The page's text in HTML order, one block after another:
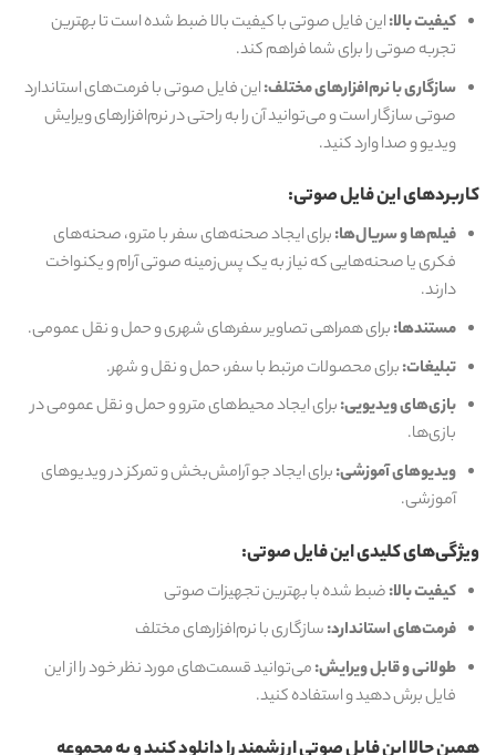
کیفیت بالا:این فایل صوتی با کیفیت بالا ضبط شده است تا بهترین
تجربه صوتی را برای شما فراهم کند.
سازگاری با نرم‌افزارهای مختلف:این فایل صوتی با فرمت‌های استاندارد
صوتی سازگار است و می‌توانید آن را به راحتی در نرم‌افزارهای ویرایش
ویدیو و صدا وارد کنید.
کاربردهای این فایل صوتی:
فیلم‌ها و سریال‌ها:برای ایجاد صحنه‌های سفر با مترو، صحنه‌های
فکری یا صحنه‌هایی که نیاز به یک پس‌زمینه صوتی آرام و یکنواخت
دارند.
مستندها:برای همراهی تصاویر سفرهای شهری و حمل و نقل عمومی.
تبلیغات:برای محصولات مرتبط با سفر، حمل و نقل و شهر.
بازی‌های ویدیویی:برای ایجاد محیط‌های مترو و حمل و نقل عمومی در
بازی‌ها.
ویدیوهای آموزشی:برای ایجاد جو آرامش‌بخش و تمرکز در ویدیوهای
آموزشی.
ویژگی‌های کلیدی این فایل صوتی:
کیفیت بالا:ضبط شده با بهترین تجهیزات صوتی
فرمت‌های استاندارد:سازگاری با نرم‌افزارهای مختلف
طولانی و قابل ویرایش:می‌توانید قسمت‌های مورد نظر خود را از این
فایل برش دهید و استفاده کنید.